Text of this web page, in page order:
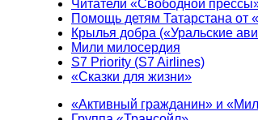
Читатели «Свободной
Помощь детям Татарстана от
Крылья добра («Уральские
Мили милосердия
S7 Priority (S7 Airlines)
«Сказки для жизни»
«Активный гражданин» и